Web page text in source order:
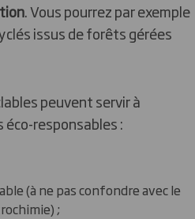
. Vous pourrez par exemple
issus de forêts gérées
peuvent servir à
responsables :
(à ne pas confondre avec le
;